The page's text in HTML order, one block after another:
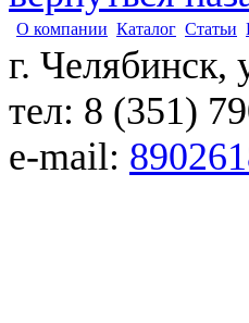
О компании Каталог Статьи
г. Челябинск,
тел: 8 (351)
e-mail: